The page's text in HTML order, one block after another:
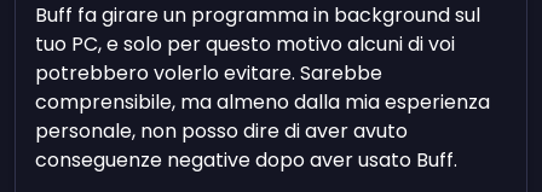
Buff fa girare un programma in background sul
tuo PC, e solo per questo motivo alcuni di voi
potrebbero volerlo evitare. Sarebbe
comprensibile, ma almeno dalla mia esperienza
personale, non posso dire di aver avuto
conseguenze negative dopo aver usato Buff.